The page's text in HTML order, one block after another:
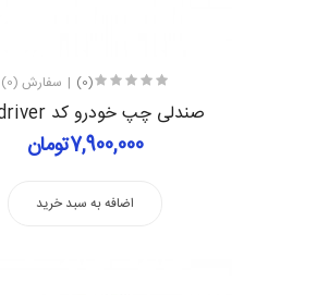
(0) سفارش (0)
صندلی چپ خودرو کد 3R-driver
7,900,000تومان
اضافه به سبد خرید